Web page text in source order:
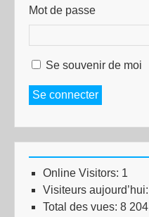
Mot de passe
Se souvenir de moi
Se connecter
Online Visitors: 1
Visiteurs aujourd’hui:
Total des vues: 8 204